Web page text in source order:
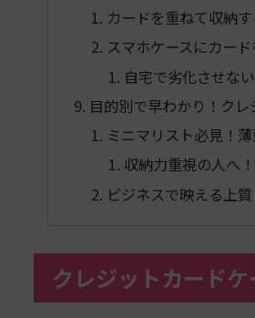
カードを重ねて収納
スマホケースにカー
自宅で劣化させな
目的別で早わかり！ク
ミニマリスト必見！
収納力重視の人へ
ビジネスで映える上
クレジットカード